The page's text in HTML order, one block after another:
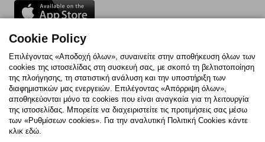
Follow us:
FacebookInstagram
TikTokYoutubePinterestTwitter
Cookie Policy
Επιλέγοντας «Αποδοχή όλων», συναινείτε στην αποθήκευση όλων των
cookies της ιστοσελίδας στη συσκευή σας, με σκοπό τη βελτιστοποίηση
της πλοήγησης, τη στατιστική ανάλυση και την υποστήριξη των
διαφημιστικών μας ενεργειών. Επιλέγοντας «Απόρριψη όλων»,
αποθηκεύονται μόνο τα cookies που είναι αναγκαία για τη λειτουργία
της ιστοσελίδας. Μπορείτε να διαχειριστείτε τις προτιμήσεις σας μέσω
των «Ρυθμίσεων cookies». Για την αναλυτική Πολιτική Cookies κάντε
κλικ εδώ.